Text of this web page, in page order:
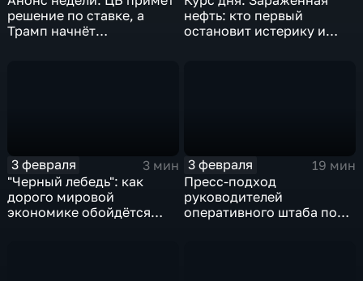
решение по ставке, а
Трамп начнёт
нефть: кто первый
остановит истерику и
3 февраля
3 мин
"Черный лебедь": как
дорого мировой
экономике обойдётся
3 февраля
19 мин
Пресс-подход
руководителей
оперативного штаба по